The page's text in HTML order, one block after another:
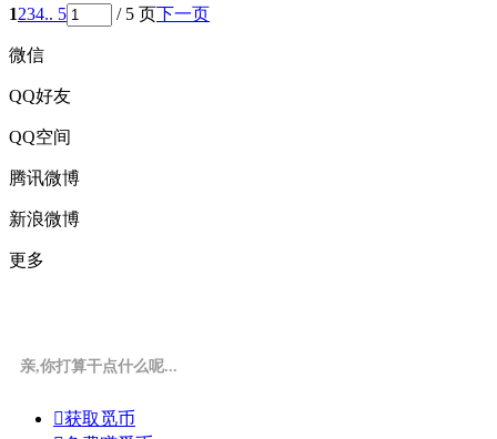
1234.. 5 / 5 页下一页
微信
QQ好友
QQ空间
腾讯微博
新浪微博
更多
亲,你打算干点什么呢...
获取觅币